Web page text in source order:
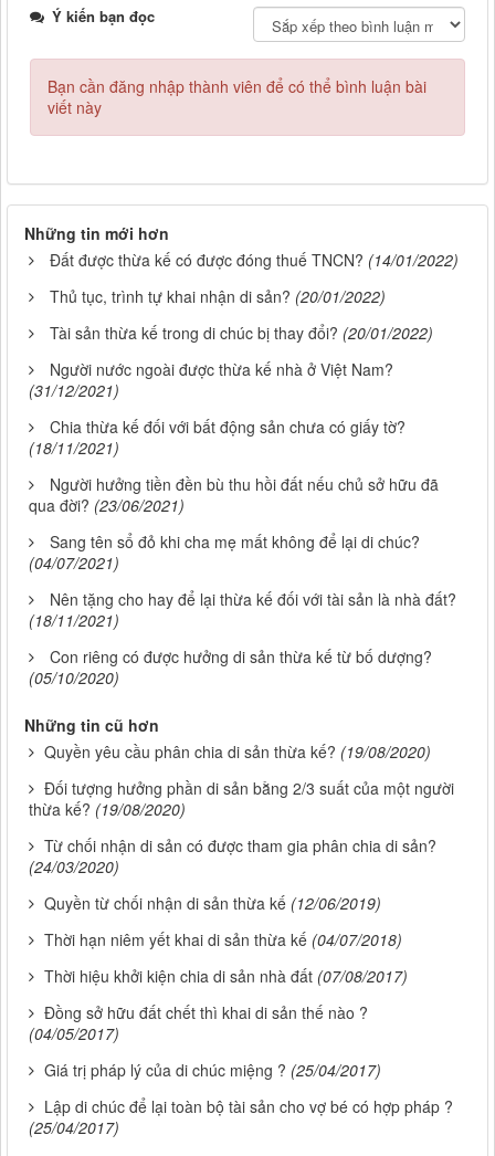
Ý kiến bạn đọc
Bạn cần đăng nhập thành viên để có thể bình luận bài
viết này
Những tin mới hơn
Đất được thừa kế có được đóng thuế TNCN? (14/01/2022)
Thủ tục, trình tự khai nhận di sản? (20/01/2022)
Tài sản thừa kế trong di chúc bị thay đổi? (20/01/2022)
Người nước ngoài được thừa kế nhà ở Việt Nam?
(31/12/2021)
Chia thừa kế đối với bất động sản chưa có giấy tờ?
(18/11/2021)
Người hưởng tiền đền bù thu hồi đất nếu chủ sở hữu đã
qua đời? (23/06/2021)
Sang tên sổ đỏ khi cha mẹ mất không để lại di chúc?
(04/07/2021)
Nên tặng cho hay để lại thừa kế đối với tài sản là nhà đất?
(18/11/2021)
Con riêng có được hưởng di sản thừa kế từ bố dượng?
(05/10/2020)
Những tin cũ hơn
Quyền yêu cầu phân chia di sản thừa kế? (19/08/2020)
Đối tượng hưởng phần di sản bằng 2/3 suất của một người
thừa kế? (19/08/2020)
Từ chối nhận di sản có được tham gia phân chia di sản?
(24/03/2020)
Quyền từ chối nhận di sản thừa kế (12/06/2019)
Thời hạn niêm yết khai di sản thừa kế (04/07/2018)
Thời hiệu khởi kiện chia di sản nhà đất (07/08/2017)
Đồng sở hữu đất chết thì khai di sản thế nào ?
(04/05/2017)
Giá trị pháp lý của di chúc miệng ? (25/04/2017)
Lập di chúc để lại toàn bộ tài sản cho vợ bé có hợp pháp ?
(25/04/2017)